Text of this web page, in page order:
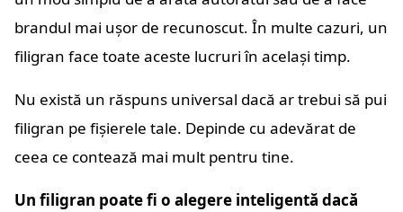
brandul mai ușor de recunoscut. În multe cazuri, un
filigran face toate aceste lucruri în același timp.
Nu există un răspuns universal dacă ar trebui să pui
filigran pe fișierele tale. Depinde cu adevărat de
ceea ce contează mai mult pentru tine.
Un filigran poate fi o alegere inteligentă dacă